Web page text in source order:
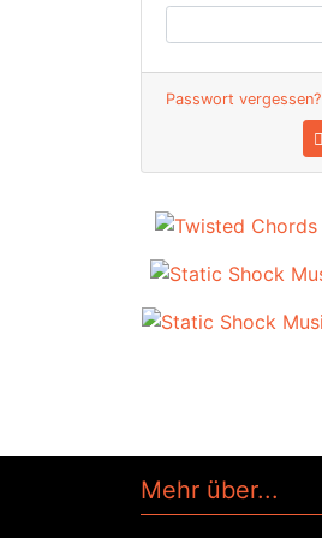
Passwort vergessen?
Mehr über...